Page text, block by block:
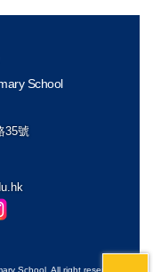
School
35號
School. All right reserved